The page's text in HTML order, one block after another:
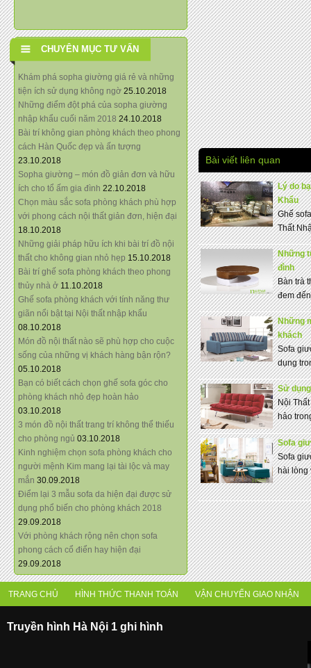
CHUYÊN MỤC TƯ VẤN
Khám phá sopha giường giá rẻ và những
tiện ích sử dụng không ngờ 25.10.2018
Những điểm đột phá của sopha giường
nhập khẩu cuối năm 2018 24.10.2018
Bài trí không gian phòng khách theo phong
cách Hàn Quốc đẹp và ấn tượng
23.10.2018
Sopha giường – món đồ giản đơn và hữu
ích cho tổ ấm gia đình 22.10.2018
Chọn màu sắc sofa phòng khách phù hợp
với phong cách nội thất giản đơn, hiện đại
18.10.2018
Những giải pháp hữu ích khi bài trí đồ nội
thất cho không gian nhỏ hẹp 15.10.2018
Bài trí ghế sofa phòng khách theo phong
thủy nhà ở 11.10.2018
Ghế sofa phòng khách với tính năng thư
giãn nổi bật tại Nội thất nhập khẩu
08.10.2018
Món đồ nội thất nào sẽ phù hợp cho cuộc
sống của những vị khách hàng bận rộn?
05.10.2018
Bạn có biết cách chọn ghế sofa góc cho
phòng khách nhỏ đẹp hoàn hảo
03.10.2018
3 món đồ nội thất trang trí không thể thiếu
cho phòng ngủ 03.10.2018
Kinh nghiệm chọn sofa phòng khách cho
người mệnh Kim mang lại tài lộc và may
mắn 30.09.2018
Điểm lại 3 mẫu sofa da hiện đại được sử
dụng phổ biến cho phòng khách 2018
29.09.2018
Với phòng khách rộng nên chọn sofa
phong cách cổ điển hay hiện đại
29.09.2018
Bài viết liên quan
Lý do
Khẩu
Ghế
Thất
Những
đình
Bàn trà
đem
Những
khách
Sofa
dụng
Sử
Nội
hảo
Sofa
Sofa
hài lòng
TRANG CHỦ HÌNH THỨC THANH TOÁN VẬN CHUYỂN GIAO NHẬN
Truyền hình Hà Nội 1 ghi hình